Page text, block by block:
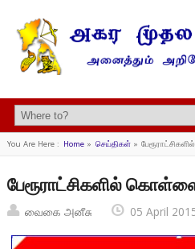
You Are Here : Home» செய்திகள்»
பேரூராட்சிகளில்
வைகை அனீசு 05 April